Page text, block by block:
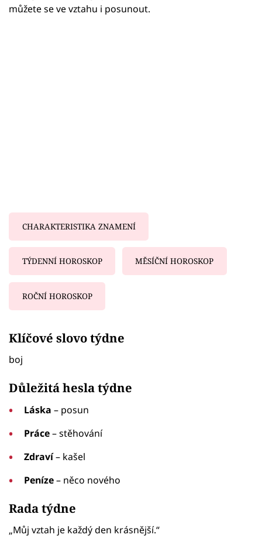
můžete se ve vztahu i posunout.
CHARAKTERISTIKA ZNAMENÍ
TÝDENNÍ HOROSKOP MĚSÍČNÍ HOROSKOP
ROČNÍ HOROSKOP
Klíčové slovo týdne
boj
Důležitá hesla týdne
Láska – posun
Práce– stěhování
Zdraví– kašel
Peníze– něco nového
Rada týdne
„Můj vztah je každý den krásnější.“